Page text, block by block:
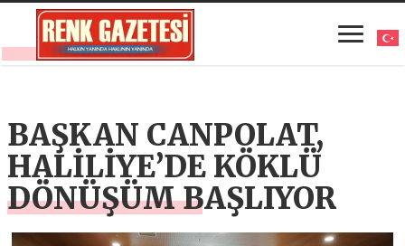
BAŞKAN CANPOLAT,
HALİLİYE’DE KÖKLÜ
DÖNÜŞÜM BAŞLIYOR